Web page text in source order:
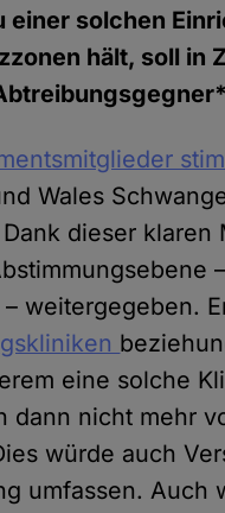
einer solchen
hält, soll in
Wales
dieser
– weitergegeben.
eine solche
dann nicht mehr
würde auch
umfassen.